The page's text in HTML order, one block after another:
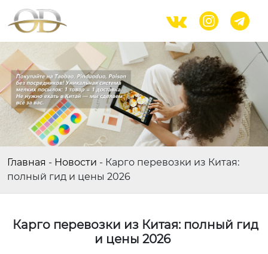
  
Главная - Новости - Карго перевозки из Китая:
полный гид и цены 2026
Карго перевозки из Китая: полный гид
и цены 2026